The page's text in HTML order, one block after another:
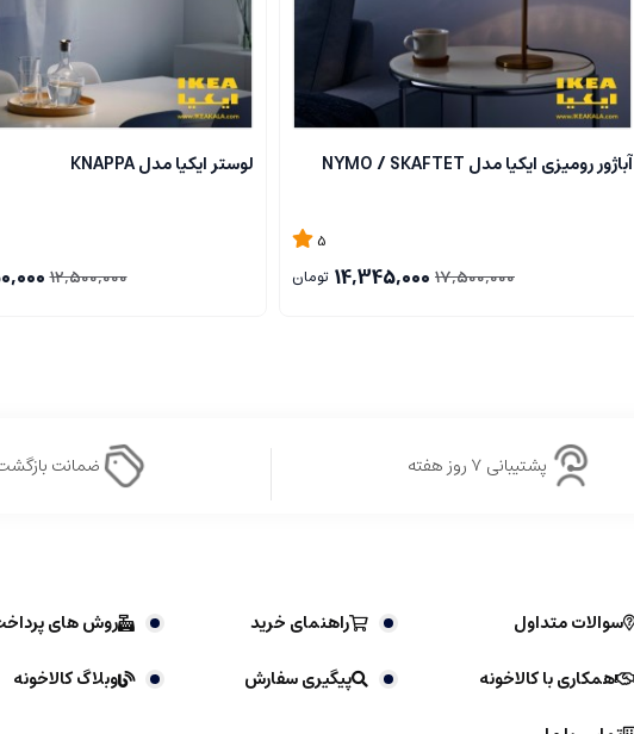
آباژور رومیزی ایکیا مدل NYMO / SKAFTET
5
17,500,000
14,345,000 تومان
لوستر ایکیا مدل KNAPPA
12,500,000
پشتیبانی ۷ روز هفته ضمانت
سوالات متداول راهنمای خرید
روش های
همکاری با کالاخونه
پیگیری سفارش
وبلاگ کالاخونه